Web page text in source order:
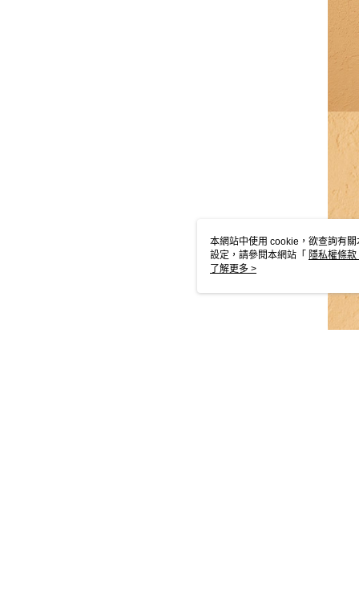
本網站中使用 cookie，欲查詢有
設定，請參閱本網站「 隱私權條款
使用 cookie。
了解更多 >